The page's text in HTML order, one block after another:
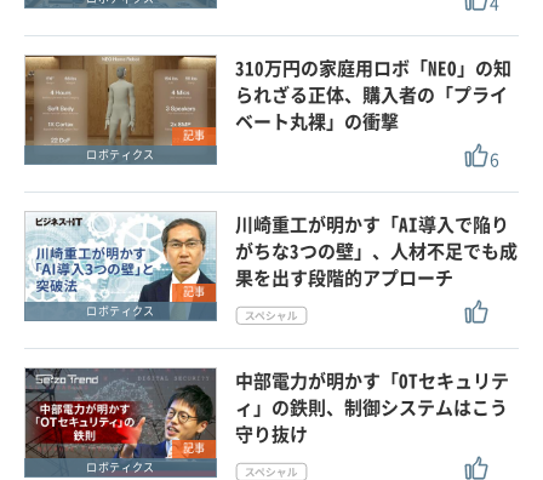
記事
ロボティクス
310万円の家庭用ロボ「NEO」の知
られざる正体、購入者の「プライ
ベート丸裸」の衝撃
6
記事
ロボティクス
川崎重工が明かす「AI導入で陥り
がちな3つの壁」、人材不足でも成
果を出す段階的アプローチ
記事
ロボティクス
中部電力が明かす「OTセキュリテ
ィ」の鉄則、制御システムはこう
守り抜け